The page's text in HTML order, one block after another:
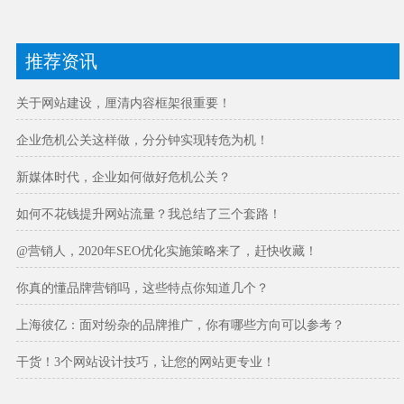
推荐资讯
关于网站建设，厘清内容框架很重要！
企业危机公关这样做，分分钟实现转危为机！
新媒体时代，企业如何做好危机公关？
如何不花钱提升网站流量？我总结了三个套路！
@营销人，2020年SEO优化实施策略来了，赶快收藏！
你真的懂品牌营销吗，这些特点你知道几个？
上海彼亿：面对纷杂的品牌推广，你有哪些方向可以参考？
干货！3个网站设计技巧，让您的网站更专业！